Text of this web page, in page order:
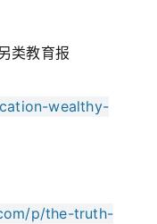
类教育报
wealthy-
p/the-truth-